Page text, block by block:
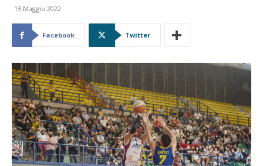
13 Maggio 2022
Facebook Twitter